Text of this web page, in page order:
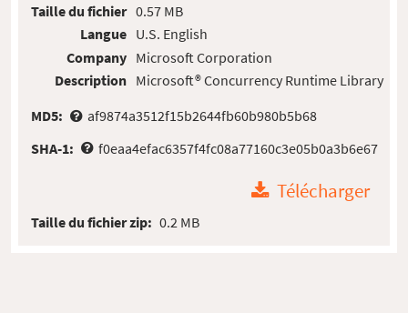
Taille du fichier
Langue
Company
Description
0.57 MB
U.S. English
Microsoft Corporation
Microsoft® Concurrency Runtime Library
MD5:
af9874a3512f15b2644fb60b980b5b68
SHA-1:
f0eaa4efac6357f4fc08a77160c3e05b0a3b6e67
Télécharger
Taille du fichier zip: 0.2 MB